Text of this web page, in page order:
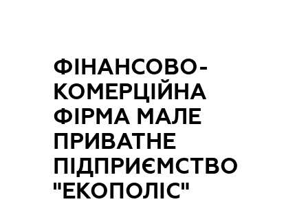
ФІНАНСОВО-
КОМЕРЦІЙНА
ФІРМА МАЛЕ
ПРИВАТНЕ
ПІДПРИЄМСТВО
"ЕКОПОЛІС"